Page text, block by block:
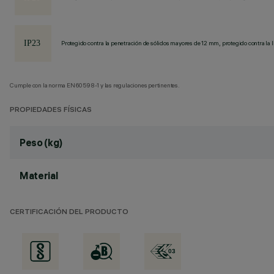
Protegido contra la penetración de sólidos mayores de 12 mm, protegido contra la
Cumple con la norma EN60598-1 y las regulaciones pertinentes.
PROPIEDADES FÍSICAS
Peso (kg)
Material
CERTIFICACIÓN DEL PRODUCTO